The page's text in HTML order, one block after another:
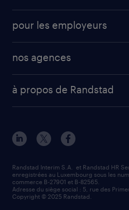
pour les employeurs
nos agences
à propos de Randstad
Randstad Interim S.A. et Randstad HR
enregistrées au Luxembourg sous les
commerce B-27901 et B-82565.
Adresse du siège social : 5, rue des
Copyright © 2025 Randstad.